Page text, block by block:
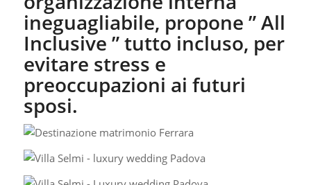
ineguagliabile, propone ” All
Inclusive ” tutto incluso, per
evitare stress e
preoccupazioni ai futuri
sposi.